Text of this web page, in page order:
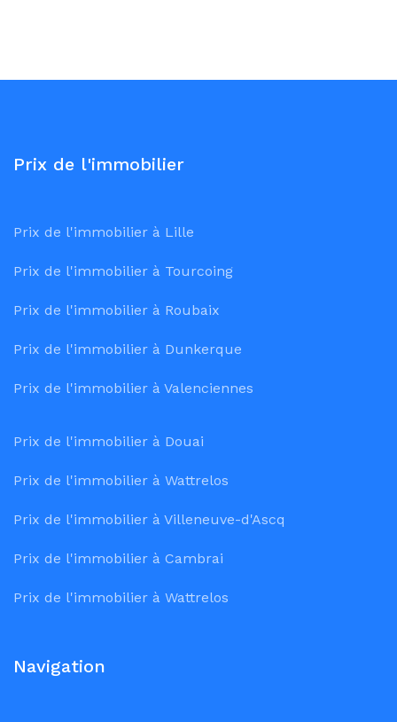
Prix de l'immobilier
Prix de l'immobilier à Lille
Prix de l'immobilier à Tourcoing
Prix de l'immobilier à Roubaix
Prix de l'immobilier à Dunkerque
Prix de l'immobilier à Valenciennes
Prix de l'immobilier à Douai
Prix de l'immobilier à Wattrelos
Prix de l'immobilier à Villeneuve-d'Ascq
Prix de l'immobilier à Cambrai
Prix de l'immobilier à Wattrelos
Navigation